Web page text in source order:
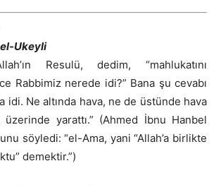
el-Ukeyli
Resulü, dedim, “mahlukatını
Rabbimiz nerede idi?” Bana şu cevabı
idi. Ne altında hava, ne de üstünde hava
üzerinde yarattı.” (Ahmed İbnu Hanbel
söyledi: “el-Ama, yani “Allah’a birlikte
demektir.”)